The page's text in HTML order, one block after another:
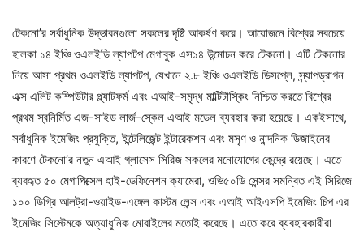
টেকনো’র সর্বাধুনিক উদ্ভাবনগুলো সকলের দৃষ্টি আকর্ষণ করে। আয়োজনে বিশ্বের সবচেয়ে
হালকা ১৪ ইঞ্চি ওএলইডি ল্যাপটপ মেগাবুক এস১৪ উন্মোচন করে টেকনো। এটি টেকনোর
নিয়ে আসা প্রথম ওএলইডি ল্যাপটপ, যেখানে ২.৮ ইঞ্চি ওএলইডি ডিসপ্লে, স্ন্যাপড্রাগন
এক্স এলিট কম্পিউটার প্ল্যাটফর্ম এবং এআই-সমৃদ্ধ মাল্টিটাস্কিং নিশ্চিত করতে বিশ্বের
প্রথম স্বনির্মিত এজ-সাইড লার্জ-স্কেল এআই মডেল ব্যবহার করা হয়েছে। একইসাথে,
সর্বাধুনিক ইমেজিং প্রযুক্তি, ইন্টেলিজেন্ট ইন্টারেকশন এবং মসৃণ ও নান্দনিক ডিজাইনের
কারণে টেকনো’র নতুন এআই গ্লাসেস সিরিজ সকলের মনোযোগের কেন্দ্রে রয়েছে। এতে
ব্যবহৃত ৫০ মেগাপিক্সেল হাই-ডেফিনেশন ক্যামেরা, ওভি৫০ডি সেন্সর সমন্বিত এই সিরিজে
১০০ ডিগ্রি আলট্রা-ওয়াইড-এঙ্গেল কাস্টম লেন্স এবং এআই আইএসপি ইমেজিং চিপ এর
ইমেজিং সিস্টেমকে অত্যাধুনিক মোবাইলের মতোই করেছে। এতে করে ব্যবহারকারীরা